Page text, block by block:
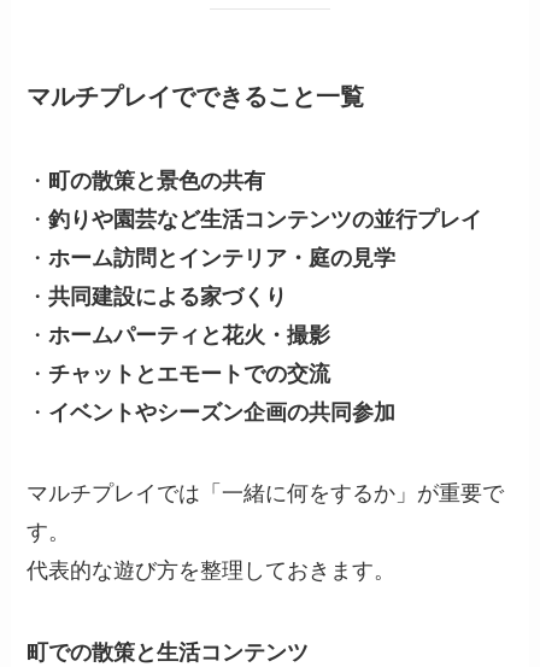
マルチプレイでできること一覧
・ 町の散策と景色の共有
・釣りや園芸など生活コンテンツの並行プレイ
・ホーム訪問とインテリア・庭の見学
・共同建設による家づくり
・ホームパーティと花火・撮影
・ チャットとエモートでの交流
・ イベントやシーズン企画の共同参加
マルチプレイでは「一緒に何をするか」が重要で
す。
代表的な遊び方を整理しておきます。
町での散策と生活コンテンツ